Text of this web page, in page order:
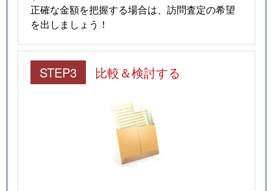
正確な金額を把握する場合は、訪問査定の希望
を出しましょう！
STEP3 比較＆検討する